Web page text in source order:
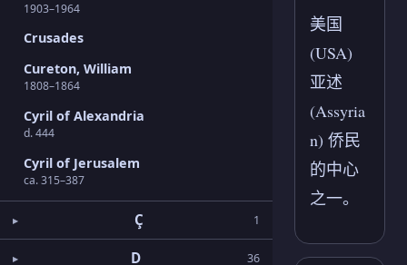
1903–1964
Crusades
Cureton, William
1808–1864
Cyril of Alexandria
d. 444
Cyril of Jerusalem
ca. 315–387
Ç 1
D 36
美国
(USA)
亚述
(Assyria
n) 侨民
的中心
之一。